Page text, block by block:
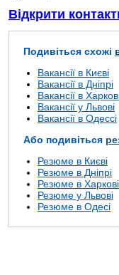
Відкрити
Подивіться схожі
Вакансії в Києві
Вакансії в Дніпрі
Вакансії в
Вакансії у Львові
Вакансії в Одессі
Або подивіться
Резюме в Києві
Резюме в Дніпрі
Резюме в Харкові
Резюме у Львові
Резюме в Одесі